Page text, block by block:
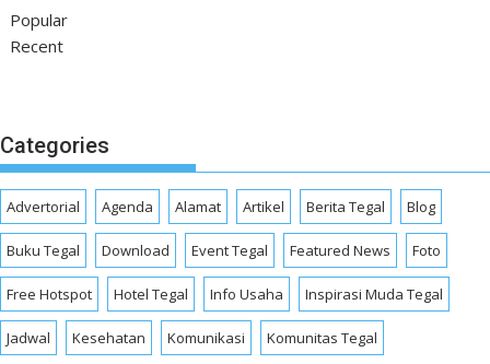
Popular
Recent
Categories
Advertorial Agenda Alamat Artikel Berita Tegal Blog
Buku Tegal Download Event Tegal Featured News Foto
Free Hotspot Hotel Tegal Info Usaha Inspirasi Muda Tegal
Jadwal Kesehatan Komunikasi Komunitas Tegal